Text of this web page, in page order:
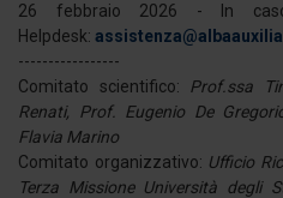
26 febbraio 2026 - In
Helpdesk:
-----------------
Comitato scientifico: Prof.ssa
Renati, Prof. Eugenio De
Flavia Marino
Comitato organizzativo: Ufficio
Terza Missione Università degli